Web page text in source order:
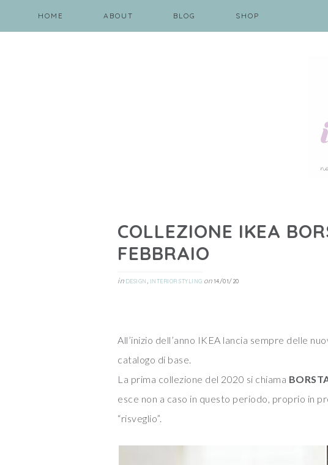
HOME ABOUT BLOG SHOP
COLLEZIONE IKEA
FEBBRAIO
in DESIGN , INTERIOR STYLING on14/01/20
All’inizio dell’anno IKEA lancia sempre delle
catalogo di base.
La prima collezione del 2020 si chiama
esce non a caso in questo periodo, proprio in
“risveglio”.